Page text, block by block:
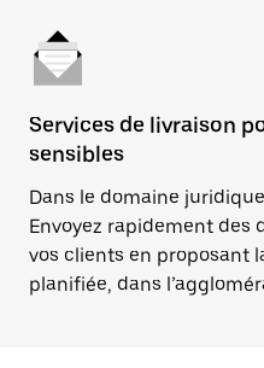
Services de livraison
sensibles
Dans le domaine
Envoyez rapidement
vos clients en proposant
planifiée, dans